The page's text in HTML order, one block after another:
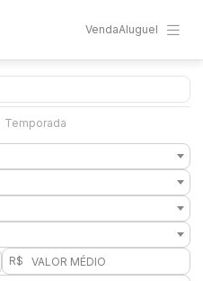
VendaAluguel
Temporada
R$